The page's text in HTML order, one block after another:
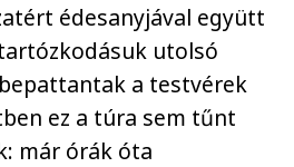
édesanyjával együtt
utolsó
a testvérek
ez a túra sem tűnt
már órák óta